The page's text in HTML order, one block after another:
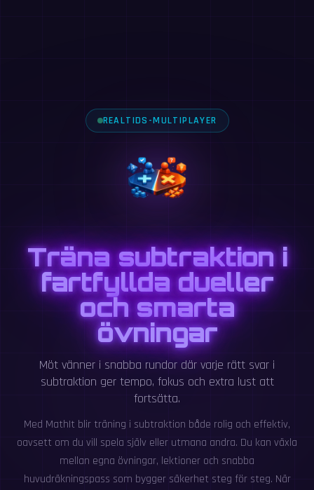
REALTIDS-MULTIPLAYER
Träna subtraktion i
fartfyllda dueller
och smarta
övningar
Möt vänner i snabba rundor där varje rätt svar i
subtraktion ger tempo, fokus och extra lust att
fortsätta.
Med MathIt blir träning i subtraktion både rolig och effektiv,
oavsett om du vill spela själv eller utmana andra. Du kan växla
mellan egna övningar, lektioner och snabba
huvudräkningspass som bygger säkerhet steg för steg. När